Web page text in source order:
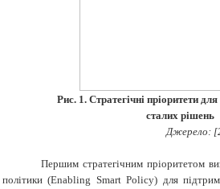
Рис. 1. Стратегічні пріоритети
сталих рішень
Джерело:
Першим стратегічним пріоритетом
політики (Enabling Smart Policy) для